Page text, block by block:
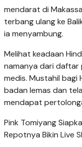
mendarat di
terbang ulang ke
ia menyambung.
Melihat keadaan
namanya dari daftar
medis. Mustahil bagi
badan lemas dan
mendapat
Pink Tomiyang
Repotnya Bikin Live